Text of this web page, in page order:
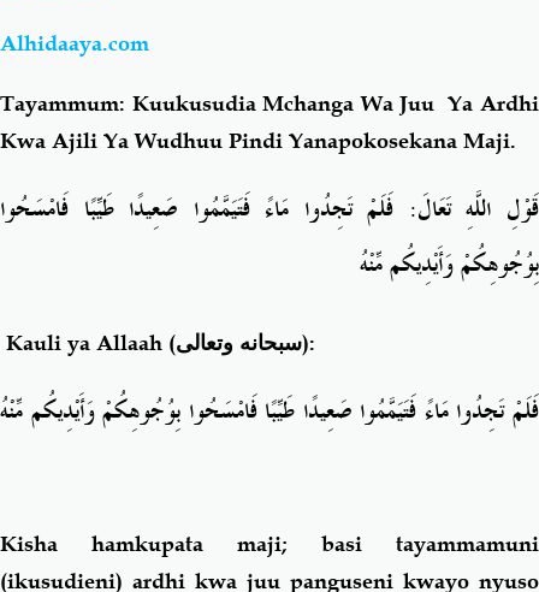
Alhidaaya.com
Tayammum: Kuukusudia Mchanga Wa Juu Ya Ardhi
Kwa Ajili Ya Wudhuu Pindi Yanapokosekana Maji.
قَوْلِ اللَّهِ تَعَالَ: فَلَمْ تَجِدُوا مَاءً فَتَيَمَّمُوا صَعِيدًا طَيِّبًا فَامْسَحُوا
بِوُجُوهِكُمْ وَأَيْدِيكُم مِّنْهُ
Kauli ya Allaah (سبحانه وتعالى):
فَلَمْ تَجِدُوا مَاءً فَتَيَمَّمُوا صَعِيدًا طَيِّبًا فَامْسَحُوا بِوُجُوهِكُمْ وَأَيْدِيكُم مِّنْهُ
Kisha hamkupata maji; basi tayammamuni
(ikusudieni) ardhi kwa juu panguseni kwayo nyuso